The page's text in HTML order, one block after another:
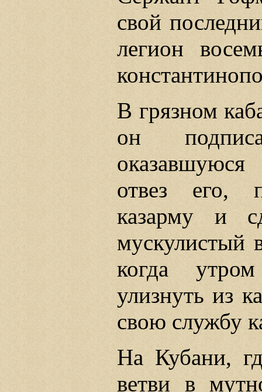
свой
легион
В грязном
он
отвез его,
казарму и
мускулистый
когда
улизнуть из
свою службу
На Кубани,
ветви в